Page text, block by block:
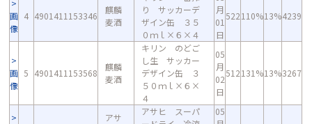
画
像
4 4901411153346
麒麟
麦酒
り サッカーデ
ザイン缶 ３５
０ｍｌ×６×４
月
01
日
522110%13%4239
画
像
5 4901411153568
麒麟
麦酒
キリン のどご
し生 サッカー
デザイン缶 ３
５０ｍｌ×６×
４
05
月
02
日
512131%13%3267
アサ
アサヒ スーパ
05